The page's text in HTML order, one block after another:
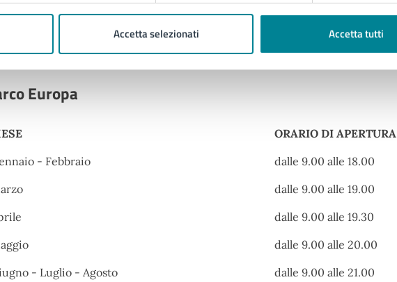
Accetta selezionati Accetta tutti
Ortiz, 30016
per il pubblico
Europa
ORARIO DI APERTURA
ORARIO DI APERTURA
- Febbraio
dalle 9.00 alle 18.00
dalle 9.00 alle 19.00
dalle 9.00 alle 19.30
dalle 9.00 alle 20.00
- Luglio - Agosto
dalle 9.00 alle 21.00